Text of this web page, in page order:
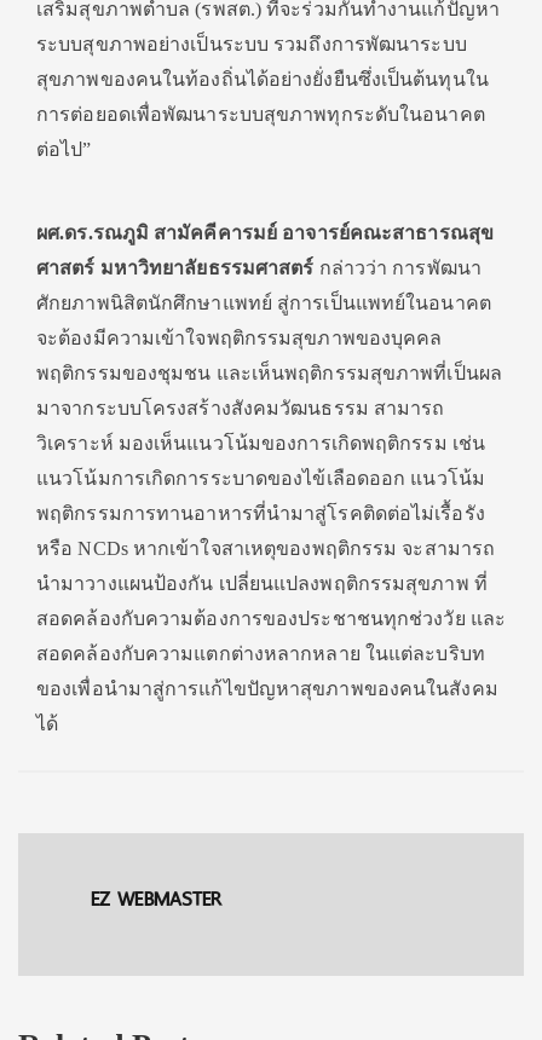
เสริมสุขภาพตำบล (รพสต.) ที่จะร่วมกันทำงานแก้ปัญหา
ระบบสุขภาพอย่างเป็นระบบ รวมถึงการพัฒนาระบบ
สุขภาพของคนในท้องถิ่นได้อย่างยั่งยืนซึ่งเป็นต้นทุนใน
การต่อยอดเพื่อพัฒนาระบบสุขภาพทุกระดับในอนาคต
ต่อไป”
ผศ.ดร.รณภูมิ สามัคคีคารมย์ อาจารย์คณะสาธารณสุข
ศาสตร์ มหาวิทยาลัยธรรมศาสตร์ กล่าวว่า การพัฒนา
ศักยภาพนิสิตนักศึกษาแพทย์ สู่การเป็นแพทย์ในอนาคต
จะต้องมีความเข้าใจพฤติกรรมสุขภาพของบุคคล
พฤติกรรมของชุมชน และเห็นพฤติกรรมสุขภาพที่เป็นผล
มาจากระบบโครงสร้างสังคมวัฒนธรรม สามารถ
วิเคราะห์ มองเห็นแนวโน้มของการเกิดพฤติกรรม เช่น
แนวโน้มการเกิดการระบาดของไข้เลือดออก แนวโน้ม
พฤติกรรมการทานอาหารที่นำมาสู่โรคติดต่อไม่เรื้อรัง
หรือ NCDs หากเข้าใจสาเหตุของพฤติกรรม จะสามารถ
นำมาวางแผนป้องกัน เปลี่ยนแปลงพฤติกรรมสุขภาพ ที่
สอดคล้องกับความต้องการของประชาชนทุกช่วงวัย และ
สอดคล้องกับความแตกต่างหลากหลาย ในแต่ละบริบท
ของเพื่อนำมาสู่การแก้ไขปัญหาสุขภาพของคนในสังคม
ได้
EZ WEBMASTER